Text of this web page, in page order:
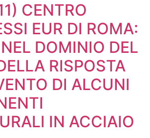
CENTRO
EUR DI ROMA:
DOMINIO DEL
RISPOSTA
DI ALCUNI
IN ACCIAIO